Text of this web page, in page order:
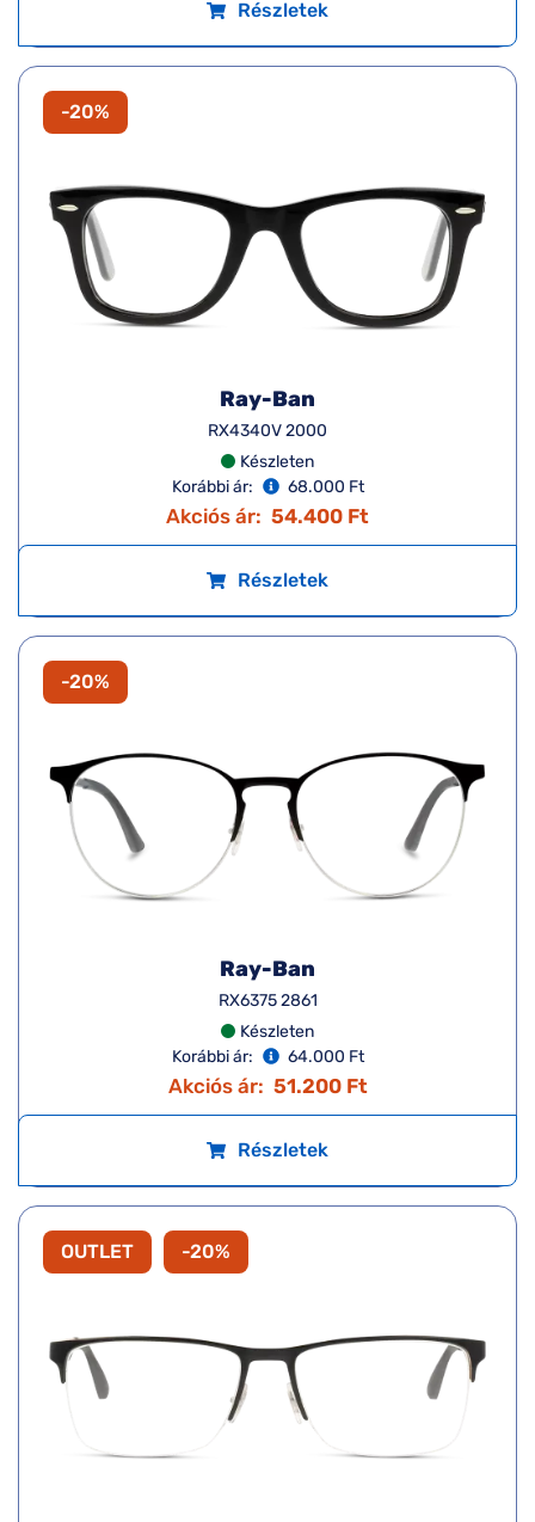
Részletek
-20%
Ray-Ban
RX4340V 2000
Készleten
Korábbi ár:
68.000 Ft
Akciós ár: 54.400 Ft
Részletek
-20%
Ray-Ban
RX6375 2861
Készleten
Korábbi ár:
64.000 Ft
Akciós ár: 51.200 Ft
Részletek
OUTLET -20%